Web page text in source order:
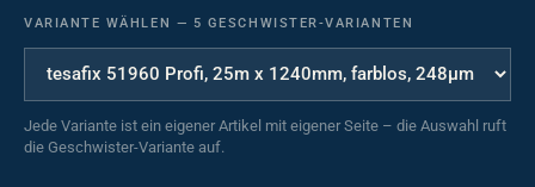
VARIANTE WÄHLEN — 5 GESCHWISTER-VARIANTEN
Jede Variante ist ein eigener Artikel mit eigener Seite – die Auswahl ruft
die Geschwister-Variante auf.